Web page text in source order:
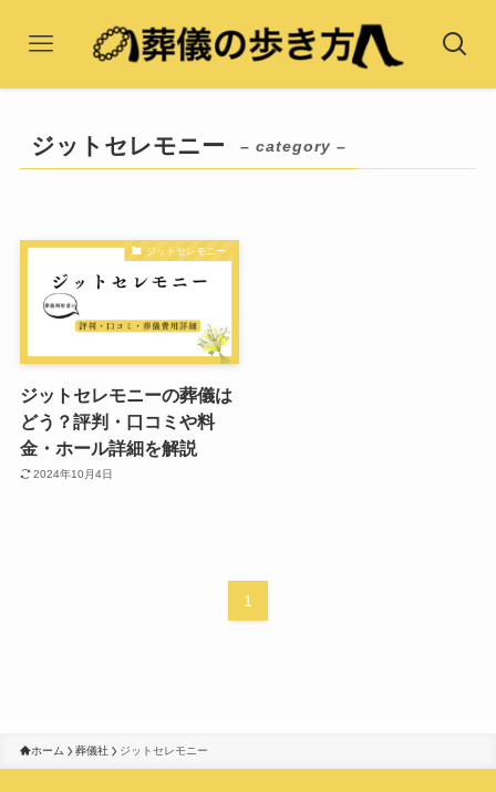
ジットセレモニー – category –
ジットセレモニー
ジットセレモニーの葬儀は
どう？評判・口コミや料
金・ホール詳細を解説
2024年10月4日
1
ホーム 葬儀社 ジットセレモニー